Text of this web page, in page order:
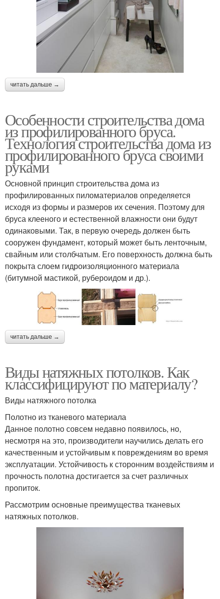
читать дальше →
Особенности строительства дома
из профилированного бруса.
Технология строительства дома из
профилированного бруса своими
руками
Основной принцип строительства дома из
профилированных пиломатериалов определяется
исходя из формы и размеров их сечения. Поэтому для
бруса клееного и естественной влажности они будут
одинаковыми. Так, в первую очередь должен быть
сооружен фундамент, который может быть ленточным,
свайным или столбчатым. Его поверхность должна быть
покрыта слоем гидроизоляционного материала
(битумной мастикой, рубероидом и др.).
читать дальше →
Виды натяжных потолков. Как
классифицируют по материалу?
Виды натяжного потолка
Полотно из тканевого материала
Данное полотно совсем недавно появилось, но,
несмотря на это, производители научились делать его
качественным и устойчивым к повреждениям во время
эксплуатации. Устойчивость к сторонним воздействиям и
прочность полотна достигается за счет различных
пропиток.
Рассмотрим основные преимущества тканевых
натяжных потолков.